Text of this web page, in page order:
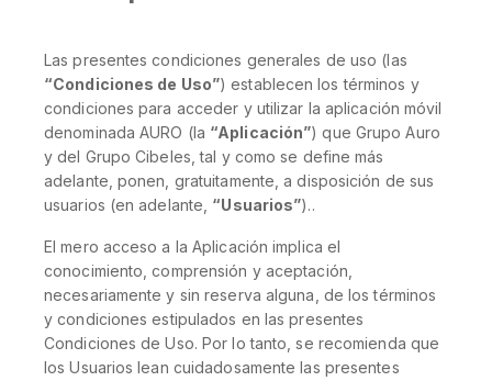
Las presentes condiciones generales de uso (las
“Condiciones de Uso”) establecen los términos y
condiciones para acceder y utilizar la aplicación móvil
denominada AURO (la “Aplicación”) que Grupo Auro
y del Grupo Cibeles, tal y como se define más
adelante, ponen, gratuitamente, a disposición de sus
usuarios (en adelante, “Usuarios”)..
El mero acceso a la Aplicación implica el
conocimiento, comprensión y aceptación,
necesariamente y sin reserva alguna, de los términos
y condiciones estipulados en las presentes
Condiciones de Uso. Por lo tanto, se recomienda que
los Usuarios lean cuidadosamente las presentes